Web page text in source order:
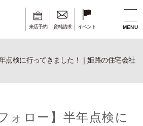
来店予約 資料請求 イベント MENU
点検に行ってきました！｜姫路の住宅会社
ォロー】半年点検に